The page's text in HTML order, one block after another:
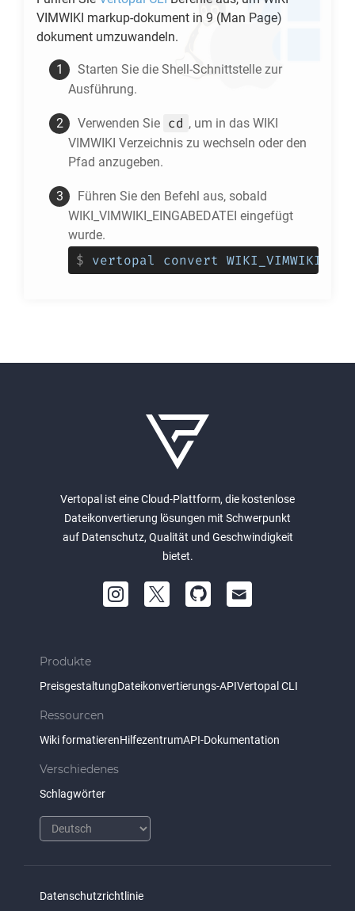
VIMWIKI markup-dokument in 9 (Man Page)
dokument umzuwandeln.
Starten Sie die Shell-Schnittstelle zur
Ausführung.
Verwenden Sie cd , um in das WIKI
VIMWIKI Verzeichnis zu wechseln oder den
Pfad anzugeben.
Führen Sie den Befehl aus, sobald
WIKI_VIMWIKI_EINGABEDATEI eingefügt
wurde.
$ vertopal convert
Vertopal ist eine Cloud-Plattform, die kostenlose
Dateikonvertierung lösungen mit Schwerpunkt
auf Datenschutz, Qualität und Geschwindigkeit
bietet.
Produkte
PreisgestaltungDateikonvertierungs-APIVertopal CLI
Ressourcen
Wiki formatierenHilfezentrumAPI-Dokumentation
Verschiedenes
Schlagwörter
Datenschutzrichtlinie